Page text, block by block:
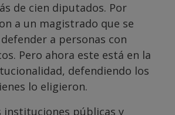
de cien diputados. Por
a un magistrado que se
a personas con
Pero ahora este está en la
defendiendo los
lo eligieron.
instituciones públicas y